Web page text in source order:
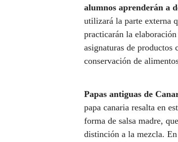
alumnos aprenderán a
utilizará la parte externa
practicarán la
asignaturas de
conservación de
Papas antiguas de
papa canaria resalta en
forma de salsa madre,
distinción a la mezcla.